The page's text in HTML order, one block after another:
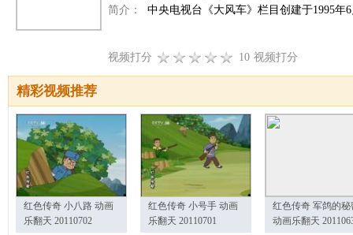
简介：
中央电视台《大风车》栏目创建于1995年
视频打分 10 视频打分
精彩视频推荐
红色传奇 小八路 动画
乐翻天 20110702
红色传奇 小号手 动画
乐翻天 20110701
红色传奇 军鸽的秘
动画乐翻天